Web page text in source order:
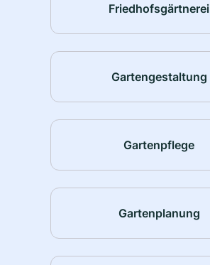
Friedhofsgärtnerei
Gartengestaltung
Gartenpflege
Gartenplanung